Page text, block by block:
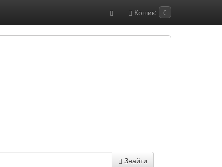
Кошик: 0
Знайти